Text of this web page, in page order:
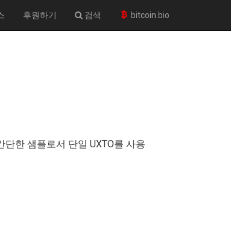
후원하기 검색 bitcoin.bio
한 샘플로서 단일 UXTO를 사용